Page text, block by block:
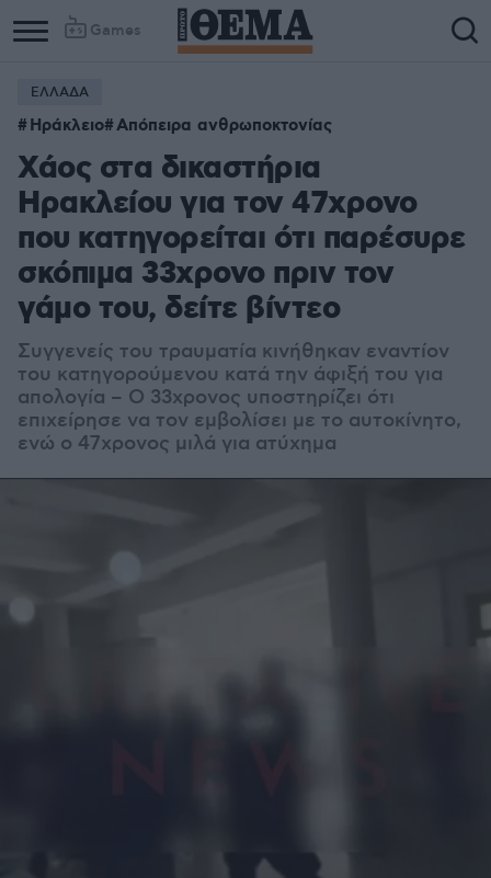
Games
ΕΛΛΑΔΑ
Ηράκλειο Απόπειρα ανθρωποκτονίας
Χάος στα δικαστήρια
Ηρακλείου για τον 47χρονο
που κατηγορείται ότι παρέσυρε
σκόπιμα 33χρονο πριν τον
γάμο του, δείτε βίντεο
Συγγενείς του τραυματία κινήθηκαν εναντίον
του κατηγορούμενου κατά την άφιξή του για
απολογία – Ο 33χρονος υποστηρίζει ότι
επιχείρησε να τον εμβολίσει με το αυτοκίνητο,
ενώ ο 47χρονος μιλά για ατύχημα